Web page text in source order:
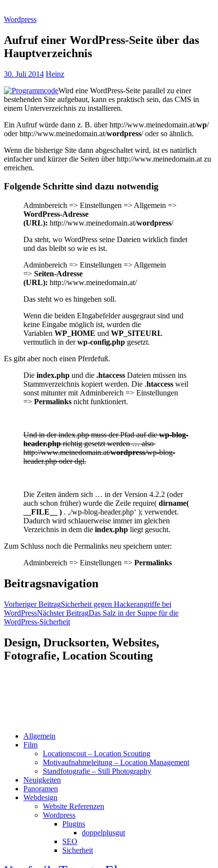
Wordpress
Aufruf einer WordPress-Seite über das
Hauptverzeichnis
30. Juli 2014 Heinz
Wird eine WordPress-Seite parallel zu einer
bestehenden Site aufgebaut, kann es praktisch sein, das CMS in
einem Unterverzeichnis zu installieren.
Ein Aufruf würde dann z. B. über http://www.meinedomain.at/wp/
oder http://www.meinedomain.at/wordpress/ oder so ähnlich.
Wenn die bisherige Site dann abgeschaltet wird, ist es natürlich
einfacher und kürzer die Seiten über http://www.meinedomain.at zu
erreichen.
Folgende Schritte sind dazu notwendig
Adminbereich => Einstellungen => Allgemein =>
WordPress-Adresse
(URL): http://www.meinedomain.at/wordpress/
Da steht, wo WordPress seine Dateien wirklich findet
und das bleibt so wie es ist.
Adminbereich => Einstellungen => Allgemein
=> Seiten-Adresse
(URL): http://www.meinedomain.at/
Das steht wo es hingehen soll.
Wenn die beiden EIngabefelder ausgegraut sind und
keine Eingabe möglich ist, wurden die
Variablen WP_HOME und WP_SITEURL
vermutlich in derwp-config.php gesetzt.
Es gibt aber noch einen Pferdefuß.
Die index.php und die .htaccess Dateien müssen ins
Stammverzeichnis kopiert werden. Die .htaccess weil
sonst mitunter mit Adminbereich => Einstellungen
=> Permalinks nicht funktioniert.
Und in der index.php muss der Pfad auf diewp-blog-
header.phprichtig gesetzt werden … also
http://www.meinedomain.at/wordpress/wp-blog-
header.php oder dgl.
Die Zeiten ändern sich … in der Version 4.2.2 (oder
auch schon früher) wurde die Zeile require( dirname(
__FILE__ ) . ‚/wp-blog-header.php‘ ); verwendet.
Dadurch wird schlauerweise immer im gleichen
Verzeichnis in dem die index.php liegt gesucht.
Zum Schluss noch die Permalinks neu speichern unter:
Adminbereich => Einstellungen => Permalinks
Beitragsnavigation
Vorheriger BeitragSicherheit gegen Hackerangriffe bei
WordPressNächster BeitragDas Salz in der Suppe für die
WordPress-Sicherheit
Design, Drucksorten, Websites,
Fotografie, Location Scouting
Allgemein
Film
Locationscout – Location Scouting
Motivaufnahmeleitung – Location Management
Standfotografie – Still Photography
Neuigkeiten
Panoramen
Webdesign
Website Referenzen
Wordpress
Plugins
doppelplusgut
SEO
Sicherheit